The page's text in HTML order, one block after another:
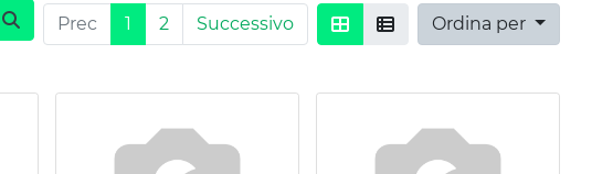
Prec 1 2 Successivo Ordina per